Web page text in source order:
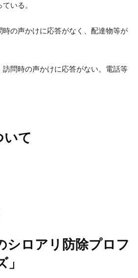
いる。
の声かけに応答がなく、配達物等が
問時の声かけに応答がない。電話等
て
シロアリ防除プロフ